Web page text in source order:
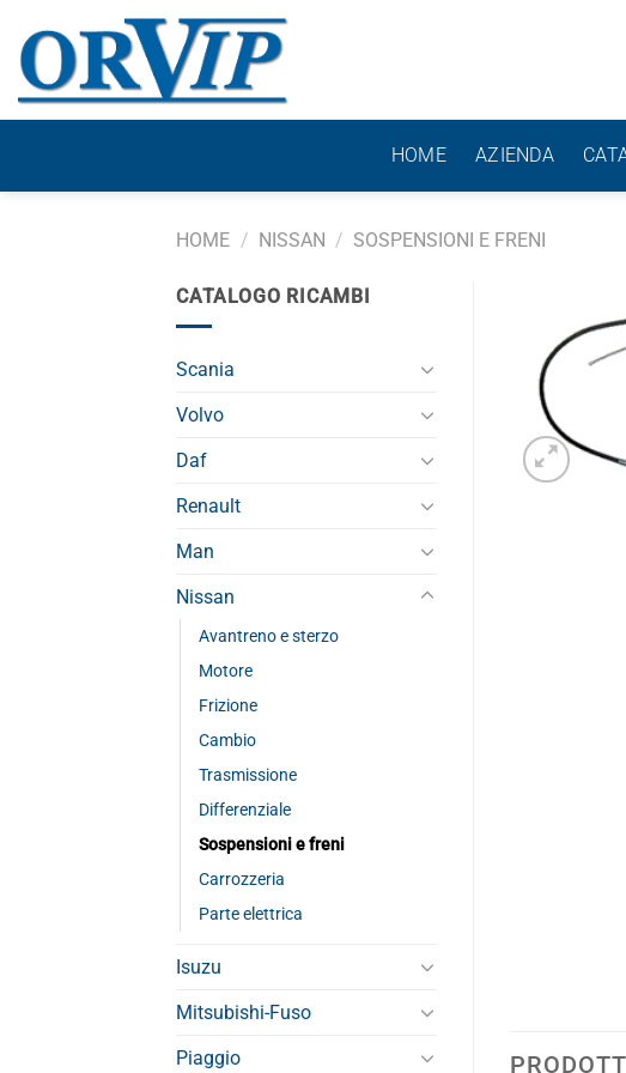
contenuti
HOME AZIENDA
HOME / NISSAN / SOSPENSIONI E FRENI
CATALOGO RICAMBI
Scania
Volvo
Daf
Renault
Man
Nissan
Avantreno e sterzo
Motore
Frizione
Cambio
Trasmissione
Differenziale
Sospensioni e freni
Carrozzeria
Parte elettrica
Isuzu
Mitsubishi-Fuso
Piaggio